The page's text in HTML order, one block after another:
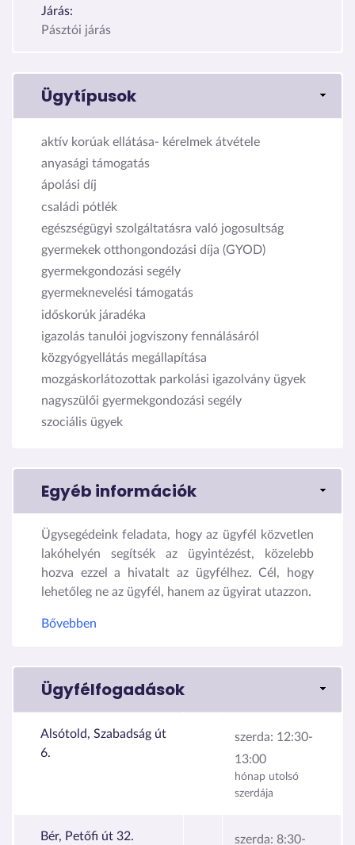
Járás:
Pásztói járás
Ügytípusok
aktív korúak ellátása- kérelmek átvétele
anyasági támogatás
ápolási díj
családi pótlék
egészségügyi szolgáltatásra való jogosultság
gyermekek otthongondozási díja (GYOD)
gyermekgondozási segély
gyermeknevelési támogatás
időskorúk járadéka
igazolás tanulói jogviszony fennálásáról
közgyógyellátás megállapítása
mozgáskorlátozottak parkolási igazolvány ügyek
nagyszülői gyermekgondozási segély
szociális ügyek
Egyéb információk
Ügysegédeink feladata, hogy az ügyfél közvetlen
lakóhelyén segítsék az ügyintézést, közelebb
hozva ezzel a hivatalt az ügyfélhez. Cél, hogy
lehetőleg ne az ügyfél, hanem az ügyirat utazzon.
Bővebben
Ügyfélfogadások
Alsótold, Szabadság út
6.
szerda: 12:30-
13:00
hónap utolsó
szerdája
Bér, Petőfi út 32. szerda: 8:30-